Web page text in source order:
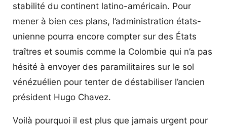
stabilité du continent latino-américain. Pour
mener à bien ces plans, l’administration états-
unienne pourra encore compter sur des États
traîtres et soumis comme la Colombie qui n’a pas
hésité à envoyer des paramilitaires sur le sol
vénézuélien pour tenter de déstabiliser l’ancien
président Hugo Chavez.
Voilà pourquoi il est plus que jamais urgent pour